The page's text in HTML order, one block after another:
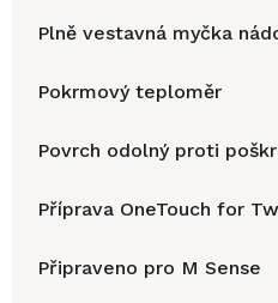
Plně vestavná myčka
Pokrmový teploměr
Povrch odolný proti
Příprava OneTouch for
Připraveno pro M Sense